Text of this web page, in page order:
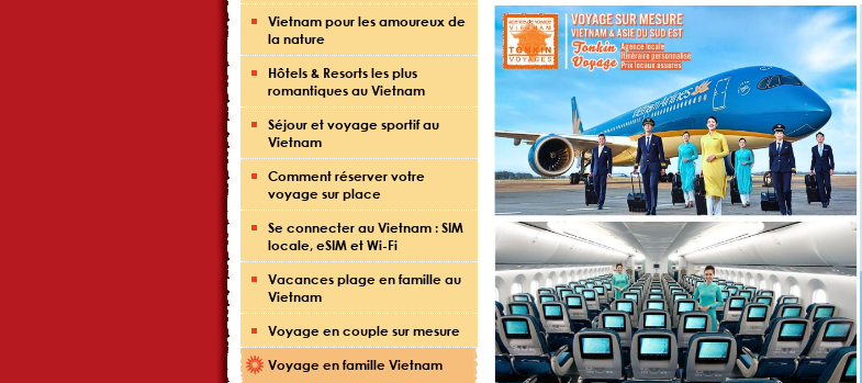
Vietnam pour les amoureux de
la nature
Hôtels & Resorts les plus
romantiques au Vietnam
Séjour et voyage sportif au
Vietnam
Comment réserver votre
voyage sur place
Se connecter au Vietnam : SIM
locale, eSIM et Wi-Fi
Vacances plage en famille au
Vietnam
Voyage en couple sur mesure
Voyage en famille Vietnam